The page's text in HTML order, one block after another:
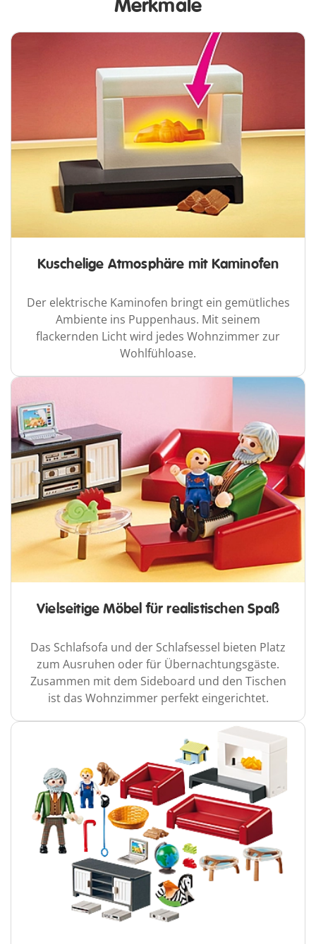
Merkmale
Kuschelige Atmosphäre mit Kaminofen
Der elektrische Kaminofen bringt ein gemütliches
Ambiente ins Puppenhaus. Mit seinem
flackernden Licht wird jedes Wohnzimmer zur
Wohlfühloase.
Vielseitige Möbel für realistischen Spaß
Das Schlafsofa und der Schlafsessel bieten Platz
zum Ausruhen oder für Übernachtungsgäste.
Zusammen mit dem Sideboard und den Tischen
ist das Wohnzimmer perfekt eingerichtet.